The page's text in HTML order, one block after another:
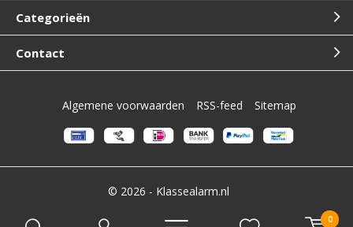
0
Categorieën
Contact
© 2026 - Klassealarm.nl
Algemene voorwaarden RSS-feed Sitemap